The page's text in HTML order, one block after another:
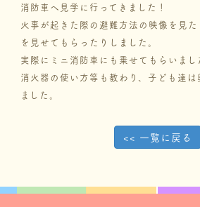
消防車へ見学に行ってきました！
火事が起きた際の避難方法の映像を見
を見せてもらったりしました。
実際にミニ消防車にも乗せてもらいまし
消火器の使い方等も教わり、子ども達
ました。
<< 一覧に戻る